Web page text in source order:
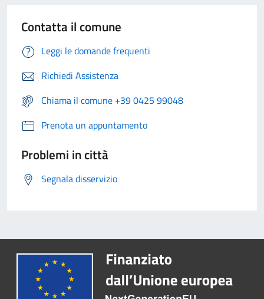
Contatta il comune
Leggi le domande frequenti
Richiedi Assistenza
Chiama il comune +39 0425 99048
Prenota un appuntamento
Problemi in città
Segnala disservizio